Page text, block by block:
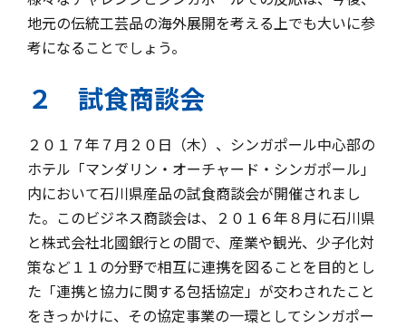
地元の伝統工芸品の海外展開を考える上でも大いに参
考になることでしょう。
２ 試食商談会
２０１７年７月２０日（木）、シンガポール中心部の
ホテル「マンダリン・オーチャード・シンガポール」
内において石川県産品の試食商談会が開催されまし
た。このビジネス商談会は、２０１６年８月に石川県
と株式会社北國銀行との間で、産業や観光、少子化対
策など１１の分野で相互に連携を図ることを目的とし
た「連携と協力に関する包括協定」が交わされたこと
をきっかけに、その協定事業の一環としてシンガポー